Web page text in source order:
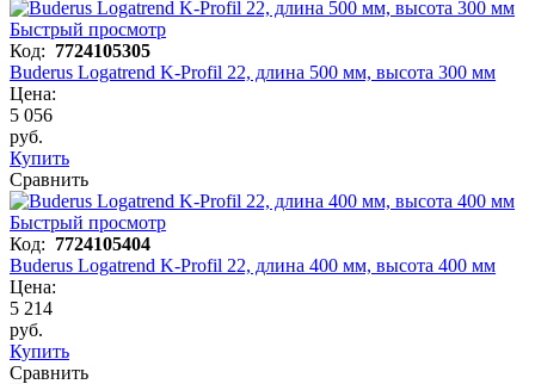
Быстрый просмотр
Код: 7724105305
Buderus Logatrend K-Profil 22, длина 500 мм, высота 300 мм
Цена:
5 056
руб.
Купить
Сравнить
Быстрый просмотр
Код: 7724105404
Buderus Logatrend K-Profil 22, длина 400 мм, высота 400 мм
Цена:
5 214
руб.
Купить
Сравнить